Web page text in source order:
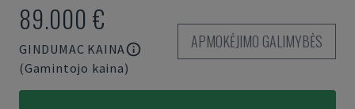
89.000 €
GINDUMAC KAINA
(Gamintojo kaina)
APMOKĖJIMO GALIMYBĖS